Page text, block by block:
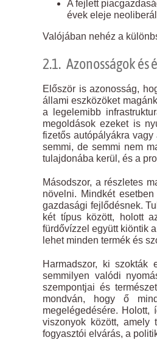
A fejlett
évek eleje
Valójában nehéz a
2.1. Azonosságok és
Először is azonosság,
állami eszközöket
a legelemibb
megoldások ezeket is
fizetős autópályákra
semmi, de semmi nem
tulajdonába kerül, és a
Másodszor, a részletes
növelni. Mindkét
gazdasági fejlődésnek.
két típus között, holott
fürdővízzel együtt kiöntik
lehet minden termék és
Harmadszor, ki
semmilyen valódi
szempontjai és
mondván, hogy ő
megelégedésére.
viszonyok között, amely
fogyasztói elvárás, a